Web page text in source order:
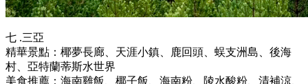
七 .三亞
精華景點：椰夢長廊、天涯小鎮、鹿回頭、蜈支洲島、後海
村、亞特蘭蒂斯水世界
美食推薦：海南雞飯、椰子飯、海南粉、陵水酸粉、清補涼、